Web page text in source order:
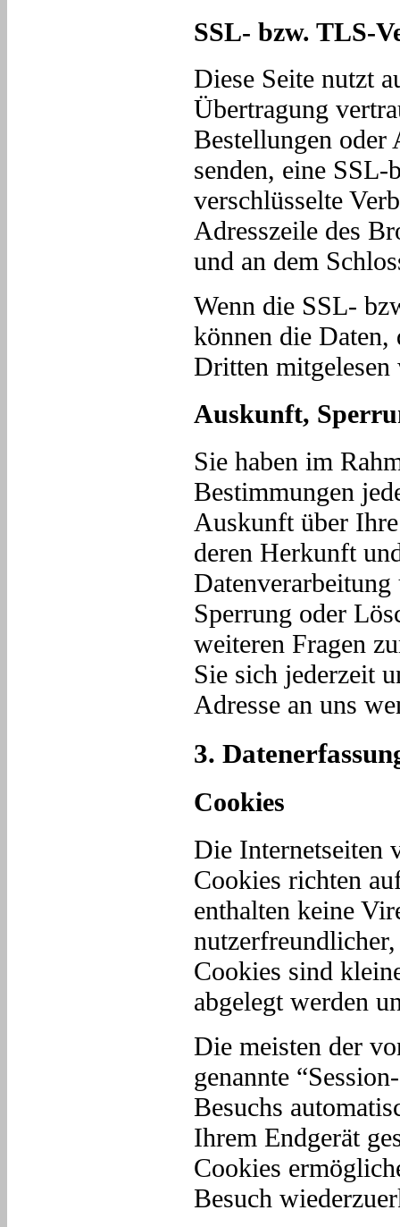
SSL- bzw. TLS-
Diese Seite nutzt
Übertragung
Bestellungen oder
senden, eine
verschlüsselte
Adresszeile des
und an dem
Wenn die SSL-
können die
Dritten mitgelesen
Auskunft,
Sie haben im
Bestimmungen
Auskunft über Ihre
deren Herkunft
Sperrung oder
weiteren Fragen
Sie sich jederzeit
Adresse an uns
3.
Cookies
Die Internetseiten
Cookies richten
enthalten keine
Cookies sind
abgelegt werden
Die meisten der
genannte
Besuchs
Ihrem Endgerät
Cookies
Besuch